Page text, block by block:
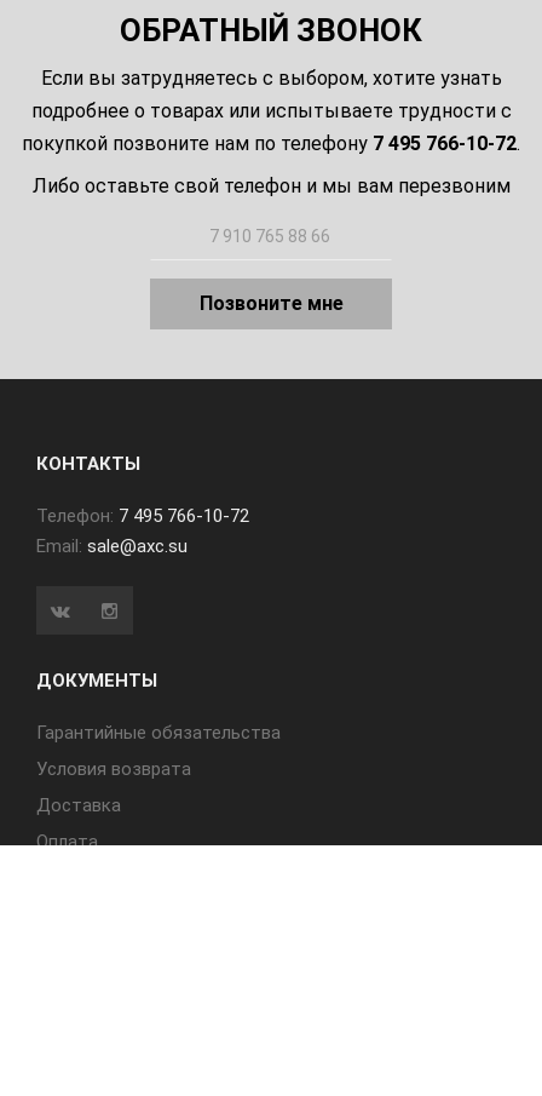
ОБРАТНЫЙ ЗВОНОК
Если вы затрудняетесь с выбором, хотите узнать
подробнее о товарах или испытываете трудности с
покупкой позвоните нам по телефону 7 495 766-10-72.
Либо оставьте свой телефон и мы вам перезвоним
Позвоните мне
КОНТАКТЫ
Телефон: 7 495 766-10-72
Email: sale@axc.su
ДОКУМЕНТЫ
Гарантийные обязательства
Условия возврата
Доставка
Оплата